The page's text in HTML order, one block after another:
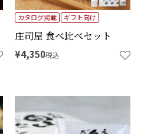
庄司屋 食べ比べセット
カタログ掲載 ギフト向け
¥4,350税込